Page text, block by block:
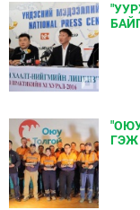
ГЭЖ